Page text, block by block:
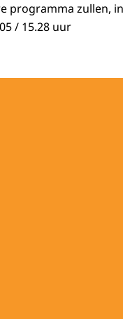
programma zullen,
/ 15.28 uur